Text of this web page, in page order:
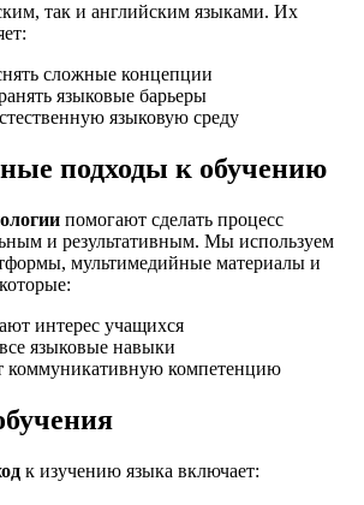
так и английским языками. Их
сложные концепции
языковые барьеры
языковую среду
подходы к обучению
помогают сделать процесс
и результативным. Мы используем
мультимедийные материалы и
интерес учащихся
языковые навыки
коммуникативную компетенцию
к изучению языка включает: